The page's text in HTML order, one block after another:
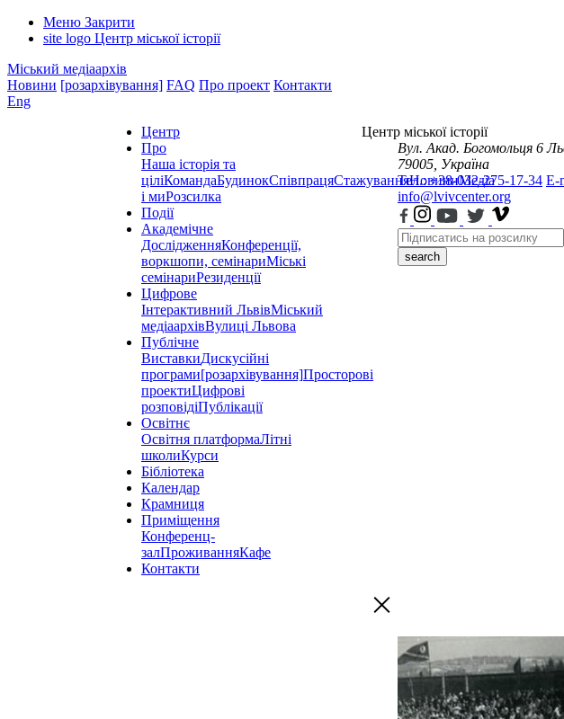
Меню Закрити
site logo Центр міської історії
Міський медіаархів
Новини [розархівування] FAQ Про проект Контакти
Eng
Центр
Про
Наша історія та
ціліКомандаБудинокСпівпрацяСтажуванняНовиниМедіа
і миРозсилка
Події
Академічне
ДослідженняКонференції,
воркшопи, семінариМіські
семінариРезиденції
Цифрове
Інтерактивний ЛьвівМіський
медіаархівВулиці Львова
Публічне
ВиставкиДискусійні
програми[розархівування]Просторові
проектиЦифрові
розповідіПублікації
Освітнє
Освітня платформаЛітні
школиКурси
Бібліотека
Календар
Крамниця
Приміщення
Конференц-
залПроживанняКафе
Контакти
Центр міської історії
Вул. Акад. Богомольця 6
79005, Україна
Тел.: +38-032-275-17-34 E-
info@lvivcenter.org
search